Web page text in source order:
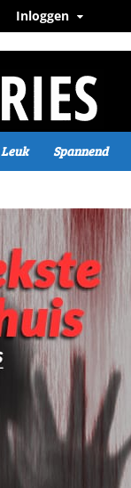
Inloggen
Leuk Spannend